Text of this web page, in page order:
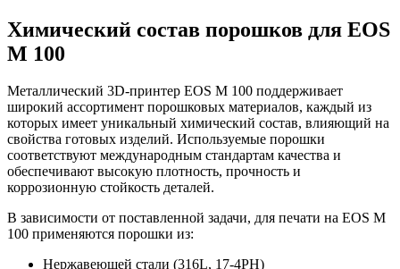
Химический состав порошков для EOS
M 100
Металлический 3D-принтер EOS M 100 поддерживает
широкий ассортимент порошковых материалов, каждый из
которых имеет уникальный химический состав, влияющий на
свойства готовых изделий. Используемые порошки
соответствуют международным стандартам качества и
обеспечивают высокую плотность, прочность и
коррозионную стойкость деталей.
В зависимости от поставленной задачи, для печати на EOS M
100 применяются порошки из:
Нержавеющей стали (316L, 17-4PH)